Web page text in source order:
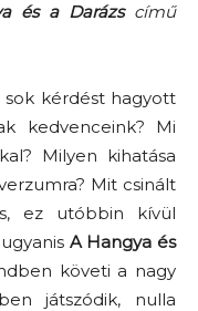
és a Darázscímű
sok kérdést hagyott
kedvenceink? Mi
Milyen kihatása
Mit csinált
ez utóbbin kívül
A Hangya és
követi a nagy
játszódik, nulla